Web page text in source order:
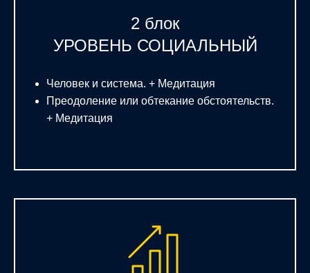
2 блок
УРОВЕНЬ СОЦИАЛЬНЫЙ
Человек и система. + Медитация
Преодоление или обтекание обстоятельств.
+ Медитация